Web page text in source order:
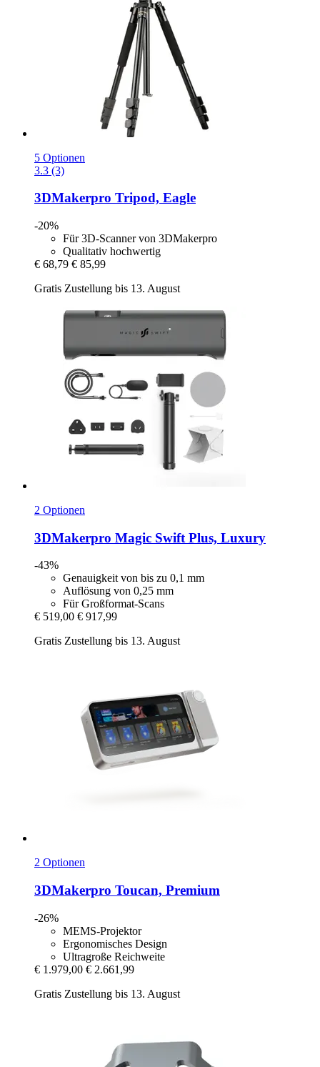
5 Optionen
3.3 (3)
3DMakerpro Tripod, Eagle
-20%
Für 3D-Scanner von 3DMakerpro
Qualitativ hochwertig
€ 68,79 € 85,99
Gratis Zustellung bis 13. August
2 Optionen
3DMakerpro Magic Swift Plus, Luxury
-43%
Genauigkeit von bis zu 0,1 mm
Auflösung von 0,25 mm
Für Großformat-Scans
€ 519,00 € 917,99
Gratis Zustellung bis 13. August
2 Optionen
3DMakerpro Toucan, Premium
-26%
MEMS-Projektor
Ergonomisches Design
Ultragroße Reichweite
€ 1.979,00 € 2.661,99
Gratis Zustellung bis 13. August